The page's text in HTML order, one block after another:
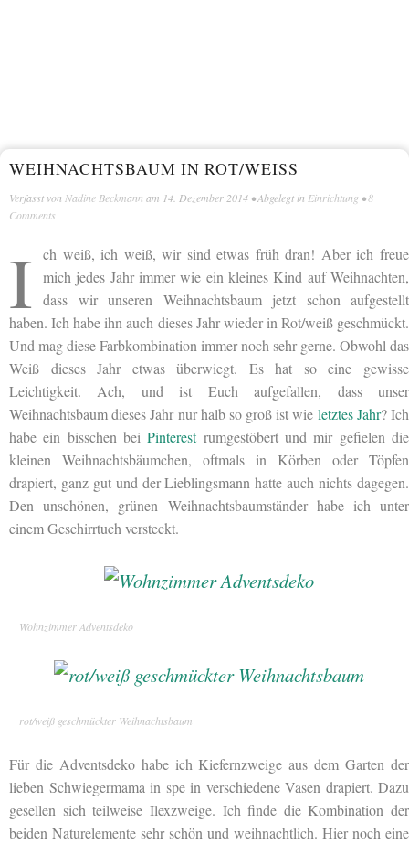
WEIHNACHTSBAUM IN ROT/WEISS
Verfasst von Nadine Beckmann am 14. Dezember 2014 • Abgelegt in Einrichtung •8
Comments
I ch weiß, ich weiß, wir sind etwas früh dran! Aber ich freue
mich jedes Jahr immer wie ein kleines Kind auf Weihnachten,
dass wir unseren Weihnachtsbaum jetzt schon aufgestellt
haben. Ich habe ihn auch dieses Jahr wieder in Rot/weiß geschmückt.
Und mag diese Farbkombination immer noch sehr gerne. Obwohl das
Weiß dieses Jahr etwas überwiegt. Es hat so eine gewisse
Leichtigkeit. Ach, und ist Euch aufgefallen, dass unser
Weihnachtsbaum dieses Jahr nur halb so groß ist wie letztes Jahr? Ich
habe ein bisschen beiPinterestrumgestöbert und mir gefielen die
kleinen Weihnachtsbäumchen, oftmals in Körben oder Töpfen
drapiert, ganz gut und der Lieblingsmann hatte auch nichts dagegen.
Den unschönen, grünen Weihnachtsbaumständer habe ich unter
einem Geschirrtuch versteckt.
Wohnzimmer Adventsdeko
rot/weiß geschmückter Weihnachtsbaum
Für die Adventsdeko habe ich Kiefernzweige aus dem Garten der
lieben Schwiegermama in spe in verschiedene Vasen drapiert. Dazu
gesellen sich teilweise Ilexzweige. Ich finde die Kombination der
beiden Naturelemente sehr schön und weihnachtlich. Hier noch eine